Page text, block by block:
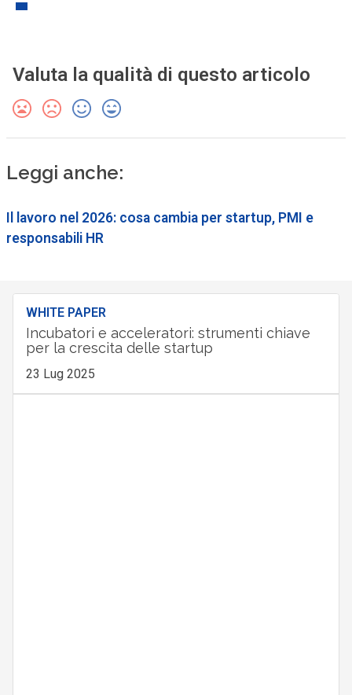
Valuta la qualità di questo articolo
Leggi anche:
Il lavoro nel 2026: cosa cambia per startup, PMI e
responsabili HR
WHITE PAPER
Incubatori e acceleratori: strumenti chiave
per la crescita delle startup
23 Lug 2025